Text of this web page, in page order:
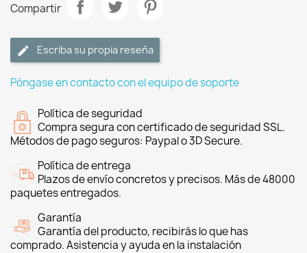
Compartir
Escriba su propia reseña
Póngase en contacto con el equipo de soporte
Política de seguridad
Compra segura con certificado de seguridad SSL.
Métodos de pago seguros: Paypal o 3D Secure.
Política de entrega
Plazos de envío concretos y precisos. Más de 48000
paquetes entregados.
Garantía
Garantía del producto, recibirás lo que has
comprado. Asistencia y ayuda en la instalación